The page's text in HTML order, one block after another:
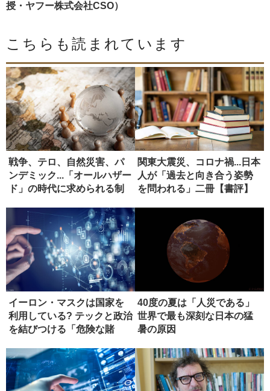
授・ヤフー株式会社CSO）
こちらも読まれています
戦争、テロ、自然災害、パ
ンデミック...「オールハザー
ド」の時代に求められる制
関東大震災、コロナ禍...日本
人が「過去と向き合う姿勢
を問われる」二冊【書評】
イーロン・マスクは国家を
利用している? テックと政治
を結びつける「危険な賭
40度の夏は「人災である」
世界で最も深刻な日本の猛
暑の原因